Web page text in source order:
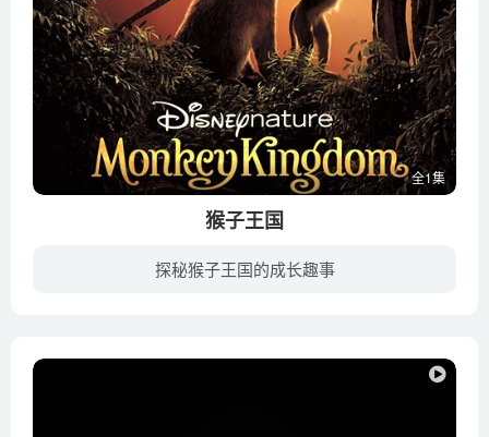
全1集
猴子王国
探秘猴子王国的成长趣事